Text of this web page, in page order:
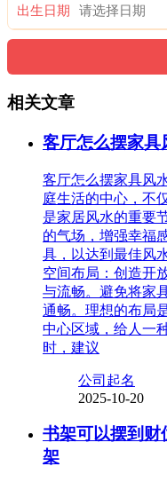
出生日期
相关文章
客厅怎么摆家具
客厅怎么摆家具风
庭生活的中心，不
是家居风水的重要
的气场，增强幸福
具，以达到最佳风
空间布局：创造开
与流畅。避免将家
通畅。理想的布局
中心区域，给人一
时，建议
公司起名
2025-10-20
书架可以摆到财
架